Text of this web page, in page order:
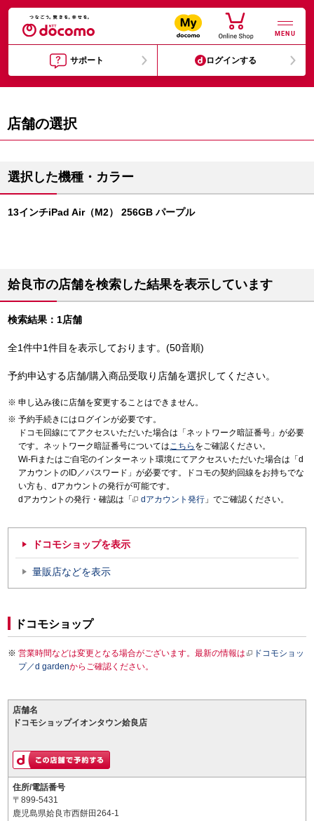
MENU
サポート ログインする
店舗の選択
選択した機種・カラー
13インチiPad Air（M2） 256GB パープル
姶良市の店舗を検索した結果を表示しています
検索結果：1店舗
全1件中1件目を表示しております。(50音順)
予約申込する店舗/購入商品受取り店舗を選択してください。
申し込み後に店舗を変更することはできません。
予約手続きにはログインが必要です。
ドコモ回線にてアクセスいただいた場合は「ネットワーク暗証番号」が必要
です。ネットワーク暗証番号についてはこちら をご確認ください。
Wi-Fiまたはご自宅のインターネット環境にてアクセスいただいた場合は「d
アカウントのID／パスワード」が必要です。ドコモの契約回線をお持ちでな
い方も、dアカウントの発行が可能です。
dアカウントの発行・確認は「
dアカウント発行 」でご確認ください。
ドコモショップを表示
量販店などを表示
ドコモショップ
営業時間などは変更となる場合がございます。最新の情報は
ドコモショッ
プ／d gardenからご確認ください。
店舗名
ドコモショップイオンタウン姶良店
住所/電話番号
〒899-5431
鹿児島県姶良市西餅田264-1